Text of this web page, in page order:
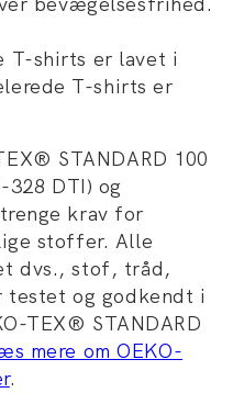
T-shirts er lavet i
T-shirts er
STANDARD 100
DTI) og
krav for
stoffer. Alle
dvs., stof, tråd,
og godkendt i
TEX® STANDARD
mere om OEKO-
.